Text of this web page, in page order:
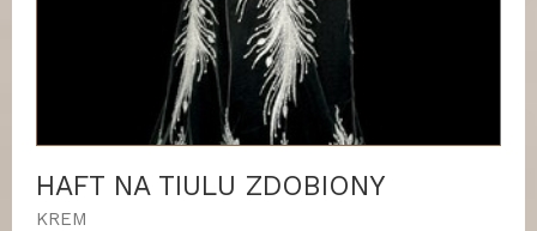
HAFT NA TIULU ZDOBIONY
KREM